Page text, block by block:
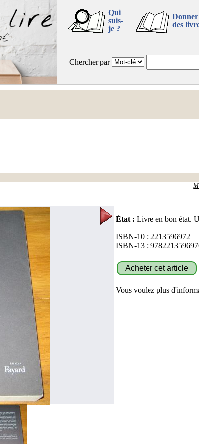
Qui
suis-
je ?
Donner
des
Chercher par
État : Livre en bon état.
ISBN-10 : 2213596972
ISBN-13 :
Vous voulez plus